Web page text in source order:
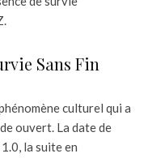
Sans Fin
culturel qui a
ouvert. La date de
la suite en